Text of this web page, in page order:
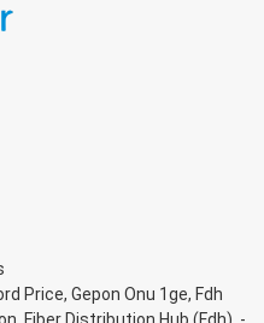
Price, Gepon Onu 1ge, Fdh